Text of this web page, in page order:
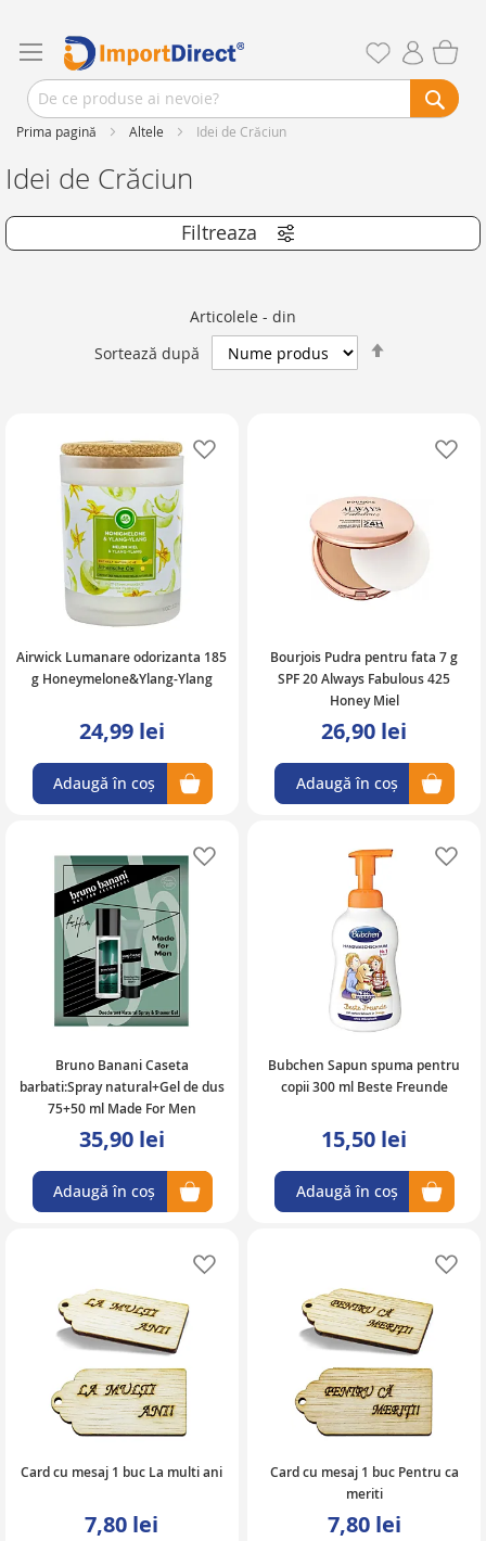
Prima pagină Altele Idei de Crăciun
Idei de Crăciun
Articolele - din
Sortează după
Airwick Lumanare odorizanta 185
g Honeymelone&Ylang-Ylang
24,99 lei
Adaugă în coș
Bourjois Pudra pentru fata 7 g
SPF 20 Always Fabulous 425
Honey Miel
26,90 lei
Adaugă în coș
Bruno Banani Caseta
barbati:Spray natural+Gel de dus
75+50 ml Made For Men
35,90 lei
Adaugă în coș
Adaugă în lista de favorite
Bubchen Sapun spuma pentru
copii 300 ml Beste Freunde
15,50 lei
Adaugă în coș
Card cu mesaj 1 buc La multi ani
7,80 lei
Card cu mesaj 1 buc Pentru ca
meriti
7,80 lei